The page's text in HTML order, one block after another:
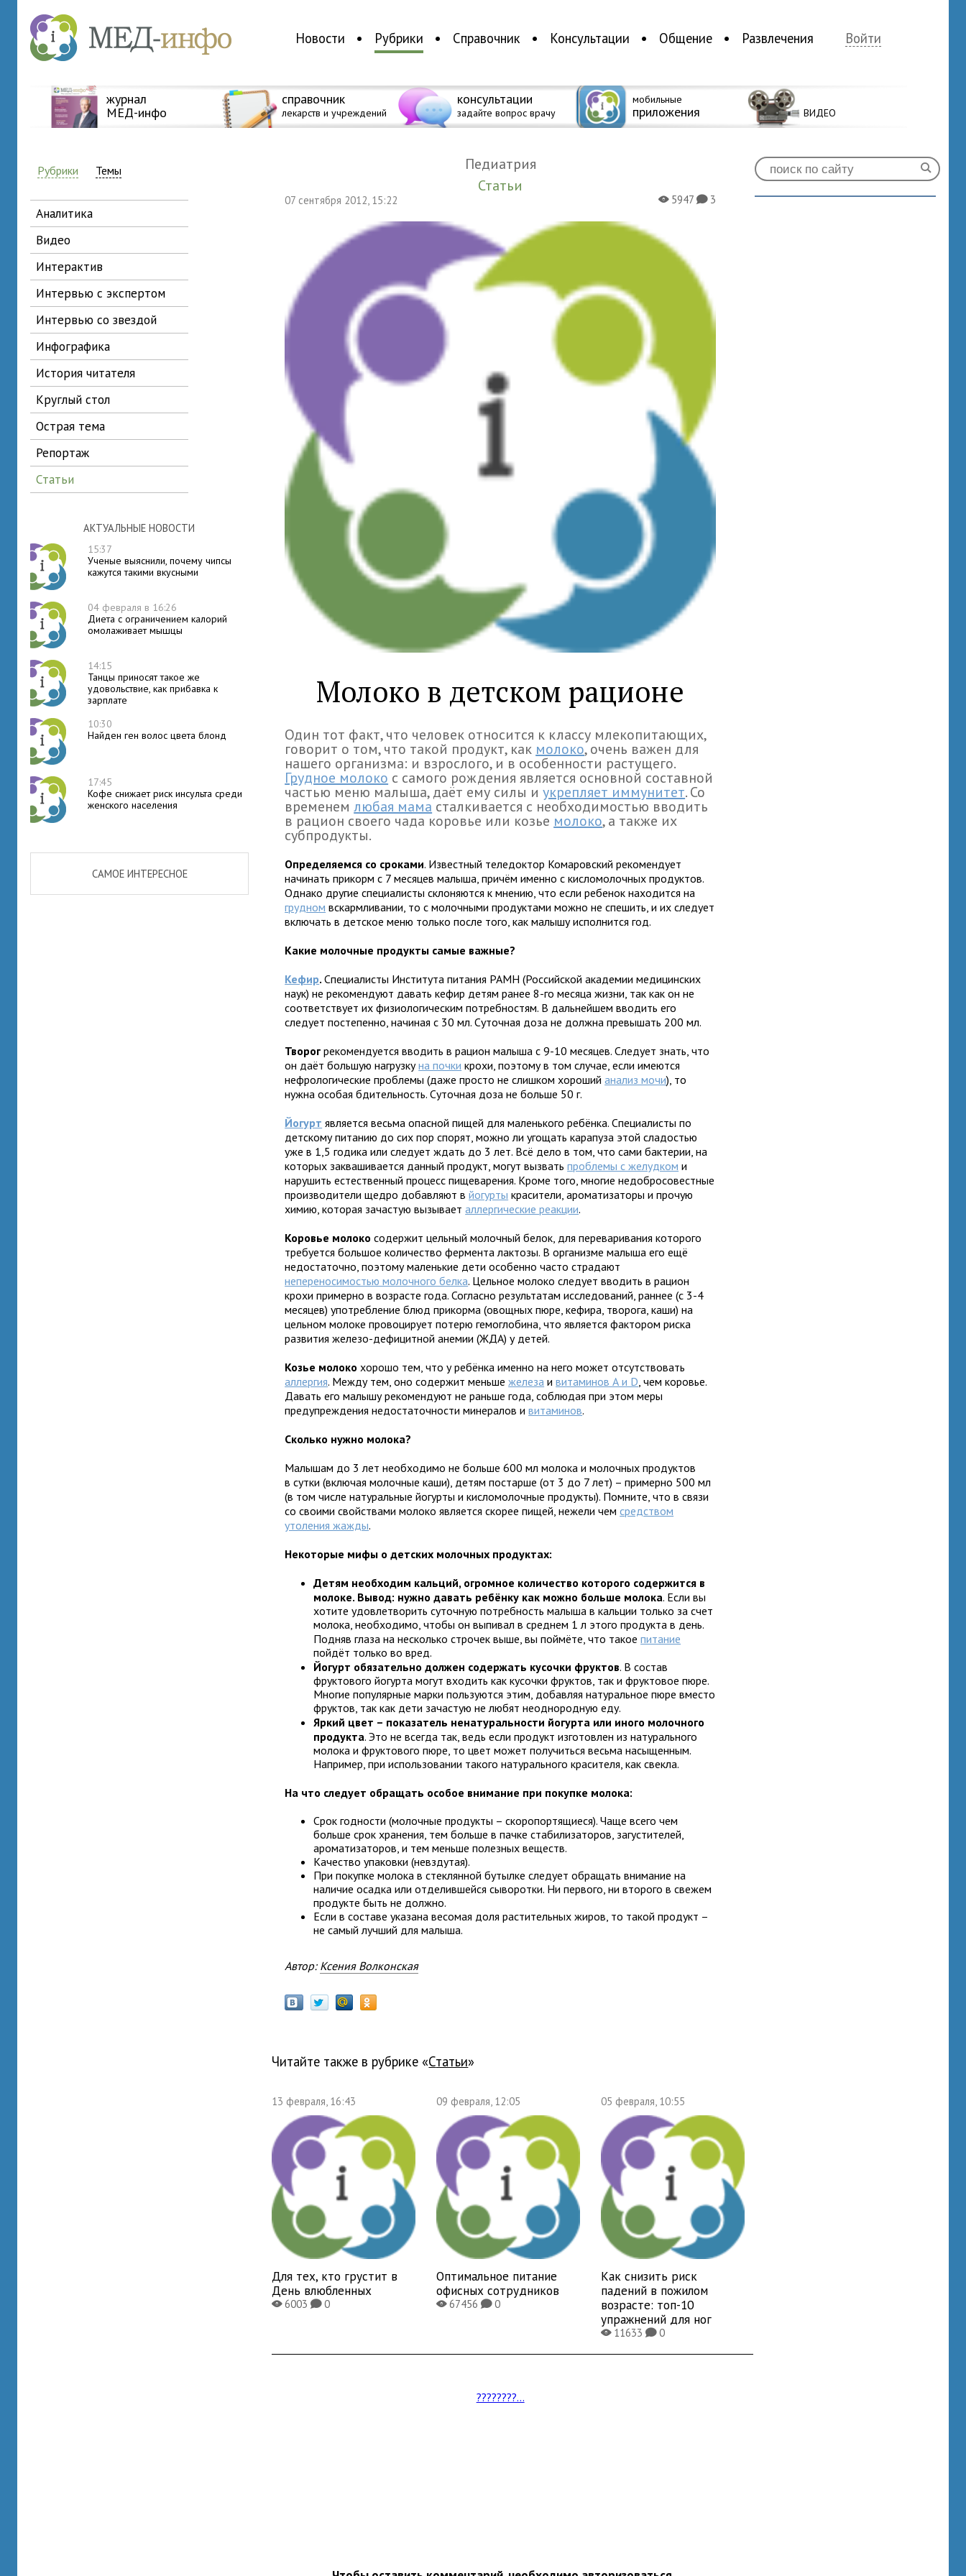
Новости Рубрики Справочник Консультации Общение Развлечения Войти
журнал
МЕД-инфо
справочник
лекарств и учреждений
консультации
задайте вопрос врачу
мобильные
приложения ВИДЕО
Рубрики Темы
аналитика
видео
интерактив
интервью с экспертом
интервью со звездой
инфографика
история читателя
круглый стол
острая тема
репортаж
статьи
АКТУАЛЬНЫЕ НОВОСТИ
15:37
Ученые выяснили, почему чипсы
кажутся такими вкусными
04 февраля в 16:26
Диета с ограничением калорий
омолаживает мышцы
14:15
Танцы приносят такое же
удовольствие, как прибавка к
зарплате
10:30
Найден ген волос цвета блонд
17:45
Кофе снижает риск инсульта среди
женского населения
САМОЕ ИНТЕРЕСНОЕ
Педиатрия
Статьи
07 сентября 2012, 15:22 X5947K3
Молоко в детском рационе
Один тот факт, что человек относится к классу млекопитающих,
говорит о том, что такой продукт, как молоко, очень важен для
нашего организма: и взрослого, и в особенности растущего.
Грудное молоко с самого рождения является основной составной
частью меню малыша, даёт ему силы иукрепляет иммунитет. Со
временемлюбая мама сталкивается с необходимостью вводить
в рацион своего чада коровье или козье молоко, а также их
субпродукты.
Определяемся со сроками. Известный теледоктор Комаровский рекомендует
начинать прикорм с 7 месяцев малыша, причём именно с кисломолочных продуктов.
Однако другие специалисты склоняются к мнению, что если ребенок находится на
грудном вскармливании, то с молочными продуктами можно не спешить, и их следует
включать в детское меню только после того, как малышу исполнится год.
Какие молочные продукты самые важные?
Кефир.Специалисты Института питания РАМН (Российской академии медицинских
наук) не рекомендуют давать кефир детям ранее 8-го месяца жизни, так как он не
соответствует их физиологическим потребностям. В дальнейшем вводить его
следует постепенно, начиная с 30 мл. Суточная доза не должна превышать 200 мл.
Творог рекомендуется вводить в рацион малыша с 9-10 месяцев. Следует знать, что
он даёт большую нагрузкуна почки крохи, поэтому в том случае, если имеются
нефрологические проблемы (даже просто не слишком хорошийанализ мочи), то
нужна особая бдительность. Суточная доза не больше 50 г.
Йогурт является весьма опасной пищей для маленького ребёнка. Специалисты по
детскому питанию до сих пор спорят, можно ли угощать карапуза этой сладостью
уже в 1,5 годика или следует ждать до 3 лет. Всё дело в том, что сами бактерии, на
которых заквашивается данный продукт, могут вызватьпроблемы с желудком и
нарушить естественный процесс пищеварения. Кроме того, многие недобросовестные
производители щедро добавляют вйогурты красители, ароматизаторы и прочую
химию, которая зачастую вызываеталлергические реакции.
Коровье молоко содержит цельный молочный белок, для переваривания которого
требуется большое количество фермента лактозы. В организме малыша его ещё
недостаточно, поэтому маленькие дети особенно часто страдают
непереносимостью молочного белка. Цельное молоко следует вводить в рацион
крохи примерно в возрасте года. Согласно результатам исследований, раннее (с 3-4
месяцев) употребление блюд прикорма (овощных пюре, кефира, творога, каши) на
цельном молоке провоцирует потерю гемоглобина, что является фактором риска
развития железо-дефицитной анемии (ЖДА) у детей.
Козье молоко хорошо тем, что у ребёнка именно на него может отсутствовать
аллергия. Между тем, оно содержит меньшежелеза ивитаминов А и D, чем коровье.
Давать его малышу рекомендуют не раньше года, соблюдая при этом меры
предупреждения недостаточности минералов ивитаминов.
Сколько нужно молока?
Малышам до 3 лет необходимо не больше 600 мл молока и молочных продуктов
в сутки (включая молочные каши), детям постарше (от 3 до 7 лет) – примерно 500 мл
(в том числе натуральные йогурты и кисломолочные продукты). Помните, что в связи
со своими свойствами молоко является скорее пищей, нежели чемсредством
утоления жажды.
Некоторые мифы о детских молочных продуктах:
Детям необходим кальций, огромное количество которого содержится в
молоке. Вывод: нужно давать ребёнку как можно больше молока. Если вы
хотите удовлетворить суточную потребность малыша в кальции только за счет
молока, необходимо, чтобы он выпивал в среднем 1 л этого продукта в день.
Подняв глаза на несколько строчек выше, вы поймёте, что такоепитание
пойдёт только во вред.
Йогурт обязательно должен содержать кусочки фруктов. В состав
фруктового йогурта могут входить как кусочки фруктов, так и фруктовое пюре.
Многие популярные марки пользуются этим, добавляя натуральное пюре вместо
фруктов, так как дети зачастую не любят неоднородную еду.
Яркий цвет – показатель ненатуральности йогурта или иного молочного
продукта. Это не всегда так, ведь если продукт изготовлен из натурального
молока и фруктового пюре, то цвет может получиться весьма насыщенным.
Например, при использовании такого натурального красителя, как свекла.
На что следует обращать особое внимание при покупке молока:
Срок годности (молочные продукты – скоропортящиеся). Чаще всего чем
больше срок хранения, тем больше в пачке стабилизаторов, загустителей,
ароматизаторов, и тем меньше полезных веществ.
Качество упаковки (невздутая).
При покупке молока в стеклянной бутылке следует обращать внимание на
наличие осадка или отделившейся сыворотки. Ни первого, ни второго в свежем
продукте быть не должно.
Если в составе указана весомая доля растительных жиров, то такой продукт –
не самый лучший для малыша.
Автор: Ксения Волконская
Читайте также в рубрике « Статьи»
13 февраля, 16:43
Для тех, кто грустит в
День влюбленных
X6003K0
09 февраля, 12:05
Оптимальное питание
офисных сотрудников
X67456K0
05 февраля, 10:55
Как снизить риск
падений в пожилом
возрасте: топ-10
упражнений для ног
X11633K0
????????...